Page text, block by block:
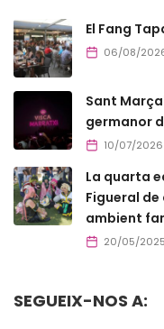
El Fang
06/08/
Sant
germanor
10/07/2026
La quarta
Figueral
ambient
20/05/2025
SEGUEIX-NOS A: